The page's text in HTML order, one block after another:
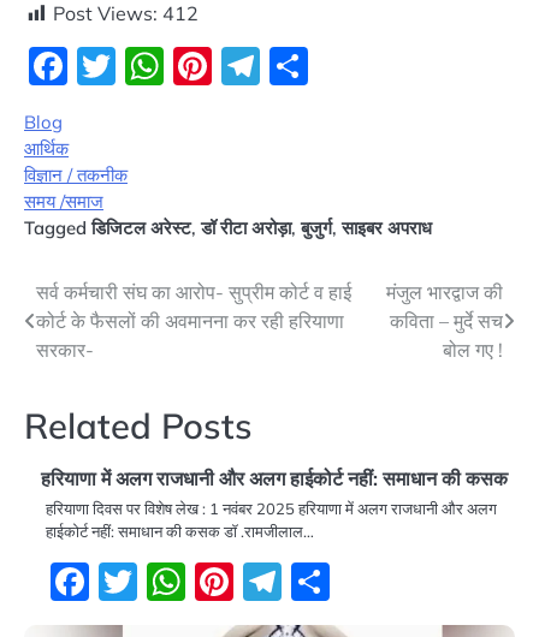
Post Views: 412
Facebook
Twitter
WhatsApp
Pinterest
Telegram
Blog
आर्थिक
विज्ञान / तकनीक
समय /समाज
Taggedडिजिटल अरेस्ट,डॉ रीटा अरोड़ा,बुजुर्ग,साइबर अपराध
Post
navigation
सर्व कर्मचारी संघ का आरोप- सुप्रीम कोर्ट व हाई
कोर्ट के फैसलों की अवमानना कर रही हरियाणा
सरकार-
मंजुल भारद्वाज की
कविता – मुर्दे सच
बोल गए !
Related Posts
हरियाणा में अलग राजधानी और अलग हाईकोर्ट नहीं: समाधान की कसक
हरियाणा दिवस पर विशेष लेख : 1 नवंबर 2025 हरियाणा में अलग राजधानी और अलग
हाईकोर्ट नहीं: समाधान की कसक डॉ .रामजीलाल…
Facebook
Twitter
WhatsApp
Pinterest
Telegram